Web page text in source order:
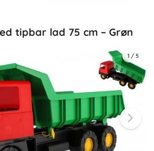
tipbar lad 75 cm – Grøn
1 / 5